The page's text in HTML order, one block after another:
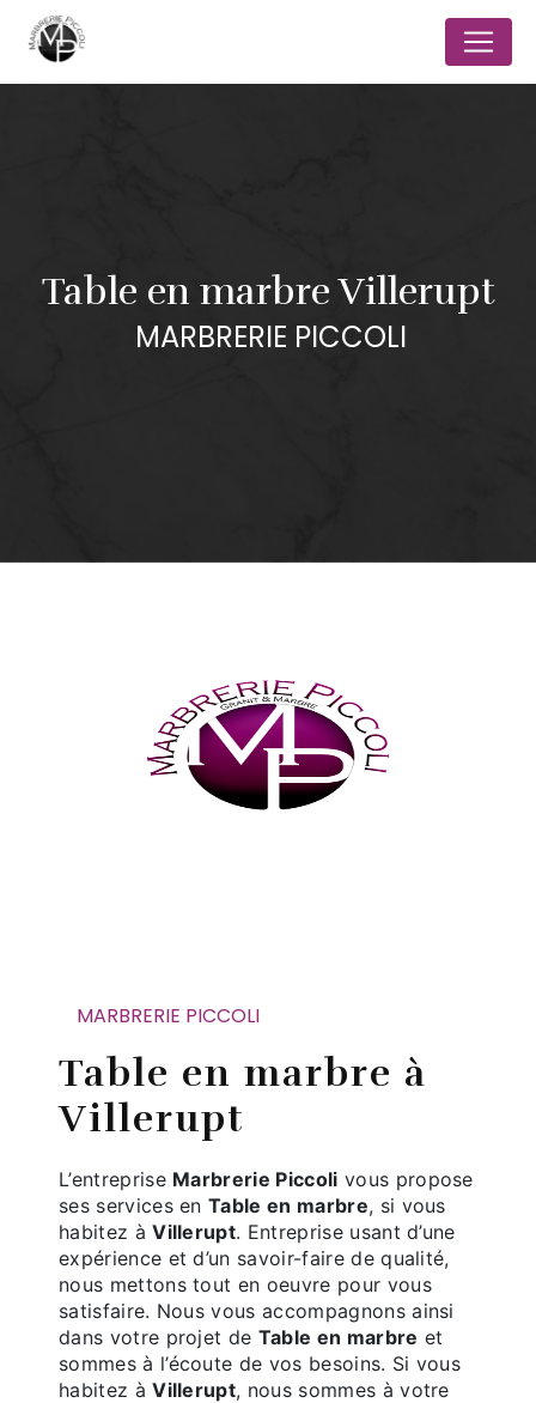
Table en marbre Villerupt
MARBRERIE PICCOLI
MARBRERIE PICCOLI
Table en marbre à
Villerupt
L’entreprise Marbrerie Piccoli vous propose
ses services enTable en marbre, si vous
habitez àVillerupt. Entreprise usant d’une
expérience et d’un savoir-faire de qualité,
nous mettons tout en oeuvre pour vous
satisfaire. Nous vous accompagnons ainsi
dans votre projet de Table en marbre et
sommes à l’écoute de vos besoins. Si vous
habitez àVillerupt, nous sommes à votre
Panneau de gestion des cookies